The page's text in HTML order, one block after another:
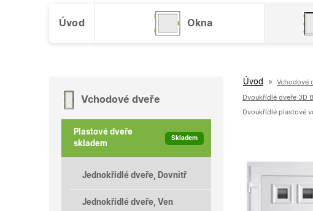
Úvod Okna
Úvod » Vchodové
Dvoukřídlé dveře 3D
Vchodové dveře
Plastové dveře
skladem
Skladem
Jednokřídlé dveře, Dovnitř
Jednokřídlé dveře, Ven